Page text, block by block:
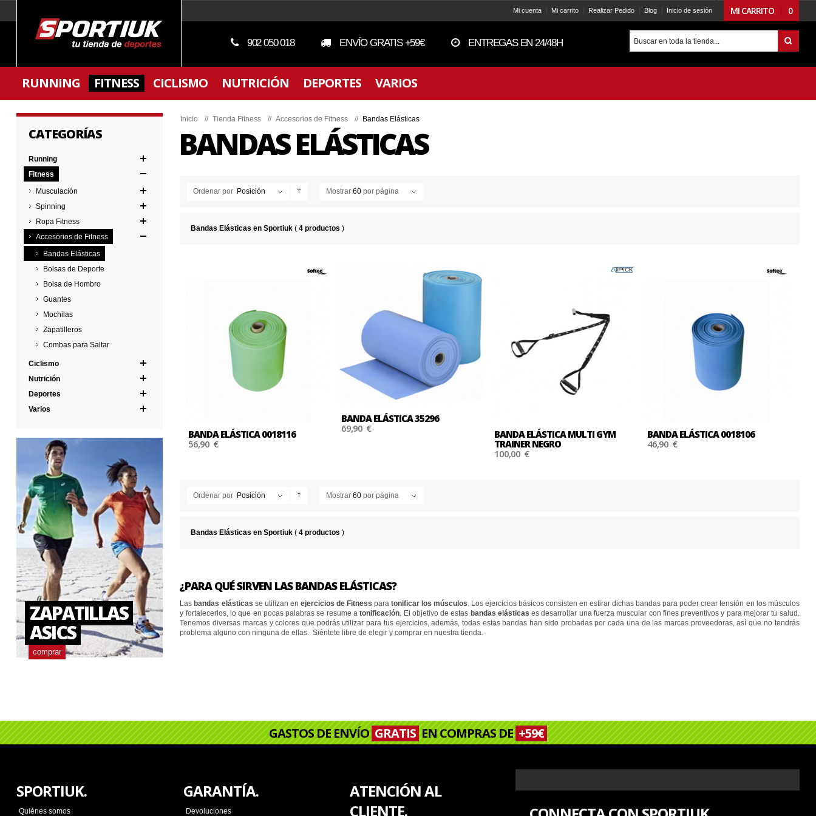
MI CARRITO 0
Mi cuenta Mi carrito Realizar Pedido Blog Inicio de sesión
902 050 018 ENVÍO GRATIS +59€ ENTREGAS EN 24/48H
RUNNING FITNESS CICLISMO NUTRICIÓN DEPORTES VARIOS
Inicio // Tienda Fitness // Accesorios de Fitness // Bandas Elásticas
BANDAS ELÁSTICAS
Ordenar por Posición Mostrar 60 por página
Bandas Elásticas en Sportiuk (4 productos )
BANDA ELÁSTICA 0018116
56,90 €
BANDA ELÁSTICA 35296
69,90 €
BANDA ELÁSTICA MULTI GYM
TRAINER NEGRO
100,00 €
BANDA ELÁSTICA 0018106
46,90 €
Ordenar por Posición Mostrar 60 por página
Bandas Elásticas en Sportiuk (4 productos )
¿PARA QUÉ SIRVEN LAS BANDAS ELÁSTICAS?
Las bandas elásticas se utilizan en ejercicios de Fitness para tonificar los músculos. Los ejercicios básicos consisten en estirar dichas bandas para poder crear tensión en los músculos
y fortalecerlos, lo que en pocas palabras se resume atonificación. El objetivo de estas bandas elásticas es desarrollar una fuerza muscular con fines preventivos y para mejorar tu salud.
Tenemos diversas marcas y colores que podrás utilizar para tus ejercicios, además, todas estas bandas han sido probadas por cada una de las marcas proveedoras, así que no tendrás
problema alguno con ninguna de ellas. Siéntete libre de elegir y comprar en nuestra tienda.
CATEGORÍAS
Running
Fitness
Musculación
Spinning
Ropa Fitness
Accesorios de Fitness
Bandas Elásticas
Bolsas de Deporte
Bolsa de Hombro
Guantes
Mochilas
Zapatilleros
Combas para Saltar
Ciclismo
Nutrición
Deportes
Varios
ZAPATILLAS
ASICS
comprar
ZAPATILLAS
GASTOS DE ENVÍO GRATISEN COMPRAS DE +59€
SPORTIUK.
Quiénes somos
GARANTÍA.
Devoluciones
ATENCIÓN AL
CLIENTE.